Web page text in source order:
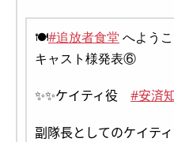
🍽️#追放者食堂 へよう
キャスト様発表⑥
✨✨ケイティ役 #安済
副隊長としてのケイテ